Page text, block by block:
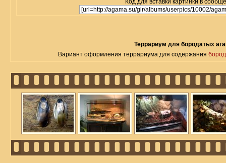
Код для вставки картинки в
Террариум для бородатых
Вариант оформления террариума для содержания